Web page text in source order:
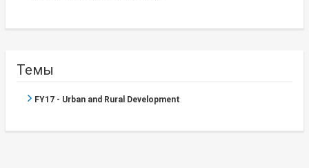
Темы
FY17 - Urban and Rural Development